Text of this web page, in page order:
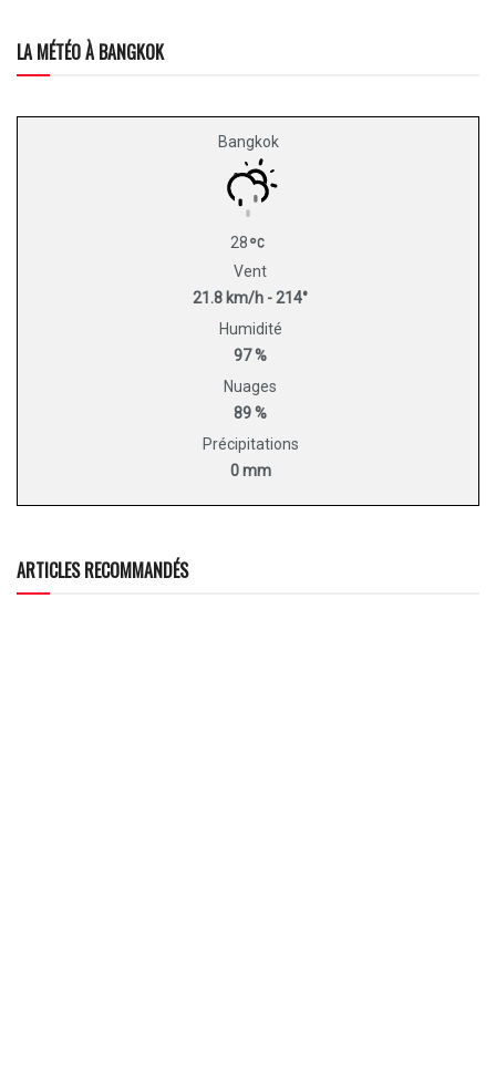
LA MÉTÉO À BANGKOK
Bangkok
28
Vent
21.8 km/h - 214°
Humidité
97 %
Nuages
89 %
Précipitations
0 mm
ARTICLES RECOMMANDÉS